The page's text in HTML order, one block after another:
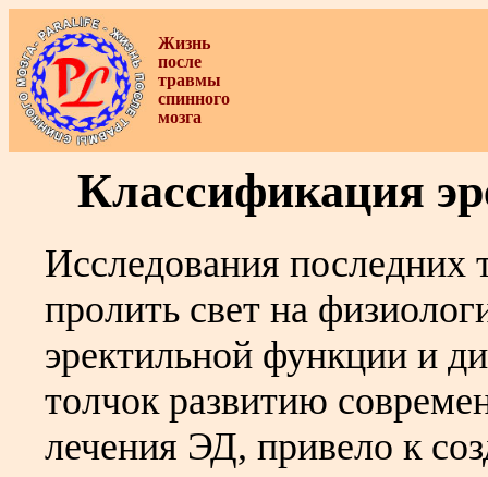
Жизнь
после
травмы
спинного
мозга
Классификация
Исследования последних
пролить свет на
эректильной функции и
толчок развитию
лечения ЭД, привело к